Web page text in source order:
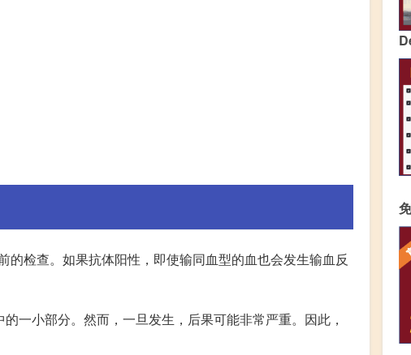
检查。如果抗体阳性，即使输同血型的血也会发生输血反
一小部分。然而，一旦发生，后果可能非常严重。因此，